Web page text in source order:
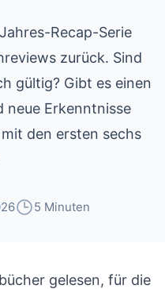
Recap-Serie
zurück. Sind
gültig? Gibt es einen
neue Erkenntnisse
den ersten sechs
5 Minuten
gelesen, für die